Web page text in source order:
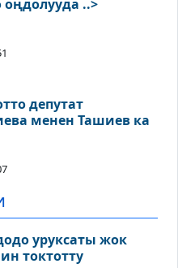
..>
депутат
менен Ташиев ка
уруксаты жок
токтотту